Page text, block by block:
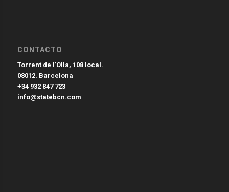
CONTACTO
Torrent de l’Olla, 108 local.
08012. Barcelona
+34 932 847 723
info@statebcn.com